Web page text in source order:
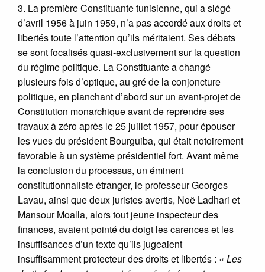
3. La première Constituante tunisienne, qui a siégé
d’avril 1956 à juin 1959, n’a pas accordé aux droits et
libertés toute l’attention qu’ils méritaient. Ses débats
se sont focalisés quasi-exclusivement sur la question
du régime politique. La Constituante a changé
plusieurs fois d’optique, au gré de la conjoncture
politique, en planchant d’abord sur un avant-projet de
Constitution monarchique avant de reprendre ses
travaux à zéro après le 25 juillet 1957, pour épouser
les vues du président Bourguiba, qui était notoirement
favorable à un système présidentiel fort. Avant même
la conclusion du processus, un éminent
constitutionnaliste étranger, le professeur Georges
Lavau, ainsi que deux juristes avertis, Noë Ladhari et
Mansour Moalla, alors tout jeune inspecteur des
finances, avaient pointé du doigt les carences et les
insuffisances d’un texte qu’ils jugeaient
insuffisamment protecteur des droits et libertés : « Les